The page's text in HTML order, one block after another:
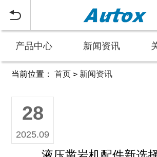

产品中心 新闻资讯
当前位置：首页 > 新闻资讯
28
2025.09